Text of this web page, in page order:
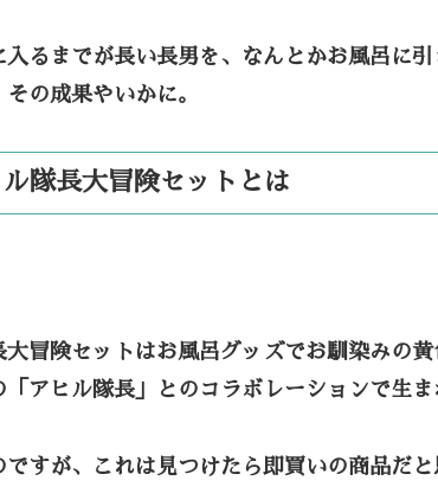
入るまでが長い長男を、なんとかお風呂に
の成果やいかに。
隊長大冒険セットとは
大冒険セットはお風呂グッズでお馴染みの
アヒル隊長」とのコラボレーションで生ま
すが、これは見つけたら即買いの商品だと